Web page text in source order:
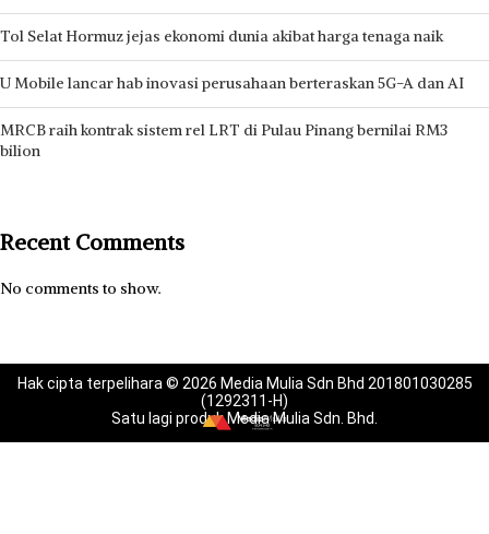
Tol Selat Hormuz jejas ekonomi dunia akibat harga tenaga naik
U Mobile lancar hab inovasi perusahaan berteraskan 5G-A dan AI
MRCB raih kontrak sistem rel LRT di Pulau Pinang bernilai RM3
bilion
Recent Comments
No comments to show.
Hak cipta terpelihara © 2026 Media Mulia Sdn Bhd 201801030285
(1292311-H)
Satu lagi produk Media Mulia Sdn. Bhd.